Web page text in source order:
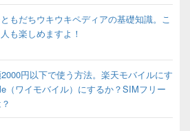
もだちウキウキペディアの基礎知識。こ
も楽しめますよ！
円以下で使う方法。楽天モバイルにす
（ワイモバイル）にするか？SIMフリー